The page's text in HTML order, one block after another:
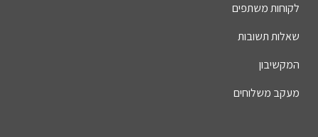
לקוחות משתפים
שאלות תשובות
המקשיבון
מעקב משלוחים